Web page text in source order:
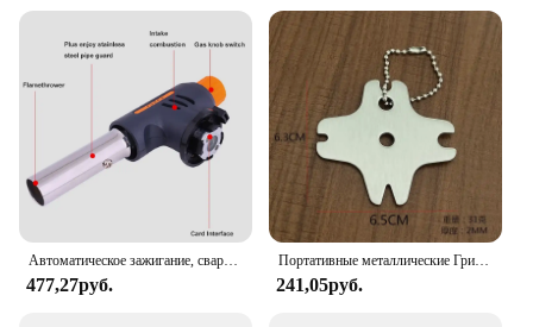
Автоматическое зажигание, сварочный инструмент, газовая лампа, Бутановая горелка для барбекю, кемпинга, походов, огнемет
477,27руб.
Портативные металлические Грили для барбекю, гриль для чистки, скребок для барбекю, скребок для чистки гриля, чистящее средство для барбекю
241,05руб.